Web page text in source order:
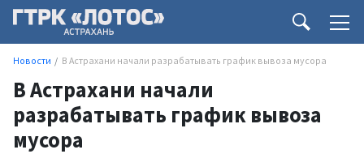
Новости В Астрахани начали разрабатывать график вывоза мусора
В Астрахани начали
разрабатывать график вывоза
мусора